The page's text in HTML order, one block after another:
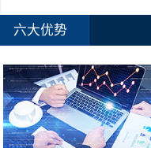
六大优势